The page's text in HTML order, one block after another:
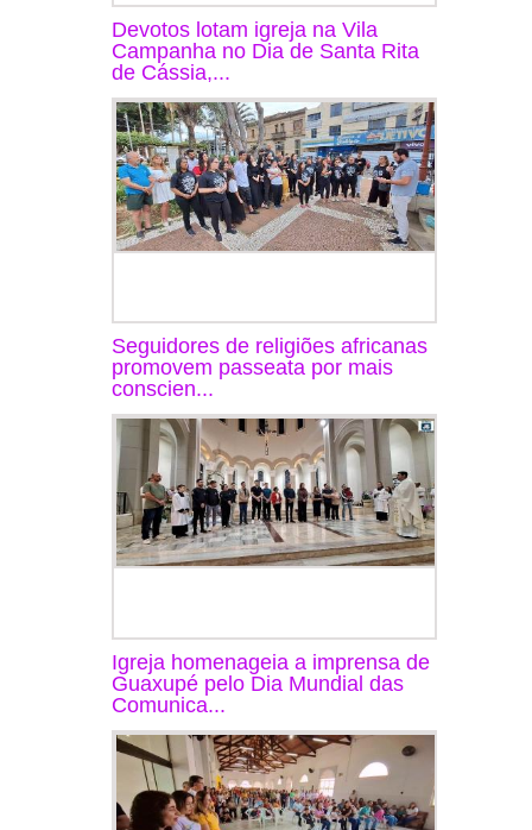
Devotos lotam igreja na Vila
Campanha no Dia de Santa Rita
de Cássia,...
Seguidores de religiões africanas
promovem passeata por mais
conscien...
Igreja homenageia a imprensa de
Guaxupé pelo Dia Mundial das
Comunica...